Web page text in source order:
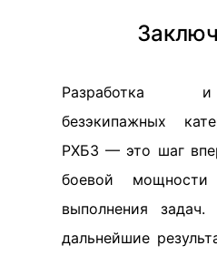
Разработка
безэкипажных
РХБЗ — это шаг
боевой мощности
выполнения
дальнейшие